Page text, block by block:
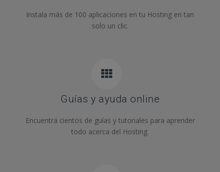
Instala más de 100 aplicaciones en tu Hosting en tan
solo un clic.
Guías y ayuda online
Encuentra cientos de guías y tutoriales para aprender
todo acerca del Hosting.